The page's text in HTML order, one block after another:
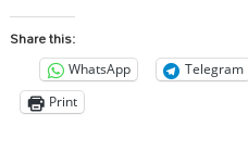
Share this:
WhatsApp Telegram
Print